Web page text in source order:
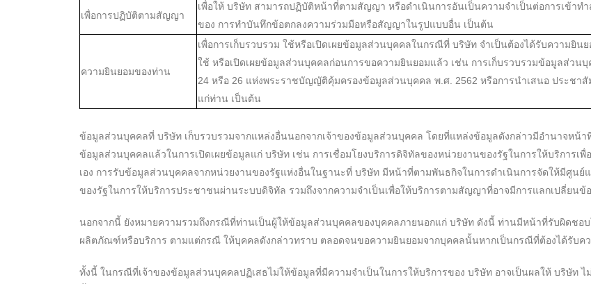
เพื่อการปฏิบัติตามสัญญา
เพื่อให้ บริษัท สามารถปฏิบัติหน้าที่ตามสัญญา หรือดำเนินการอันเป็นความจำเป็นต่อการเข้า
ของ การทำบันทึกข้อตกลงความร่วมมือหรือสัญญาในรูปแบบอื่น เป็นต้น
ความยินยอมของท่าน
เพื่อการเก็บรวบรวม ใช้หรือเปิดเผยข้อมูลส่วนบุคคลในกรณีที่ บริษัท จำเป็นต้องได้รับความยิน
ใช้ หรือเปิดเผยข้อมูลส่วนบุคคลก่อนการขอความยินยอมแล้ว เช่น การเก็บรวบรวมข้อมูลส่วน
24 หรือ 26 แห่งพระราชบัญญัติคุ้มครองข้อมูลส่วนบุคคล พ.ศ. 2562 หรือการนำเสนอ ประช
แก่ท่าน เป็นต้น
ข้อมูลส่วนบุคคลที่ บริษัท เก็บรวบรวมจากแหล่งอื่นนอกจากเจ้าของข้อมูลส่วนบุคคล โดยที่แหล่งข้อมูลดังกล่าวมีอำนาจหน้า
ข้อมูลส่วนบุคคลแล้วในการเปิดเผยข้อมูลแก่ บริษัท เช่น การเชื่อมโยงบริการดิจิทัลของหน่วยงานของรัฐในการให้บริการ
เอง การรับข้อมูลส่วนบุคคลจากหน่วยงานของรัฐแห่งอื่นในฐานะที่ บริษัท มีหน้าที่ตามพันธกิจในการดำเนินการจัดให้มีศูน
ของรัฐในการให้บริการประชาชนผ่านระบบดิจิทัล รวมถึงจากความจำเป็นเพื่อให้บริการตามสัญญาที่อาจมีการแลกเปลี่ย
นอกจากนี้ ยังหมายความรวมถึงกรณีที่ท่านเป็นผู้ให้ข้อมูลส่วนบุคคลของบุคคลภายนอกแก่ บริษัท ดังนี้ ท่านมีหน้าที่รับผิดชอบ
ผลิตภัณฑ์หรือบริการ ตามแต่กรณี ให้บุคคลดังกล่าวทราบ ตลอดจนขอความยินยอมจากบุคคลนั้นหากเป็นกรณีที่ต้องได้รับค
ทั้งนี้ ในกรณีที่เจ้าของข้อมูลส่วนบุคคลปฏิเสธไม่ให้ข้อมูลที่มีความจำเป็นในการให้บริการของ บริษัท อาจเป็นผลให้ บริษัท